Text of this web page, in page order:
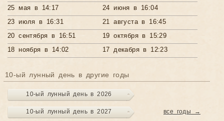
25 мая в 14:17
24 июня в 16:04
23 июля в 16:31
21 августа в 16:45
20 сентября в 16:51
19 октября в 15:29
18 ноября в 14:02
17 декабря в 12:23
10-ый лунный день в другие годы
10-ый лунный день в 2026
10-ый лунный день в 2027 все годы →